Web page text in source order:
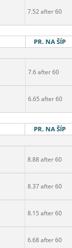
7.52 after 60
PR. NA ŠÍP
7.6 after 60
6.65 after 60
PR. NA ŠÍP
8.88 after 60
8.37 after 60
8.15 after 60
6.68 after 60